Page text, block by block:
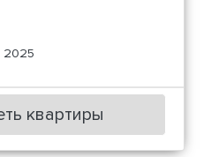
2025
квартиры